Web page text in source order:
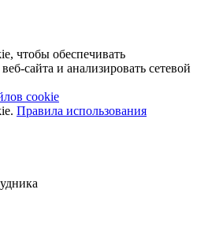
чтобы обеспечивать
сайта и анализировать сетевой
cookie
Правила использования